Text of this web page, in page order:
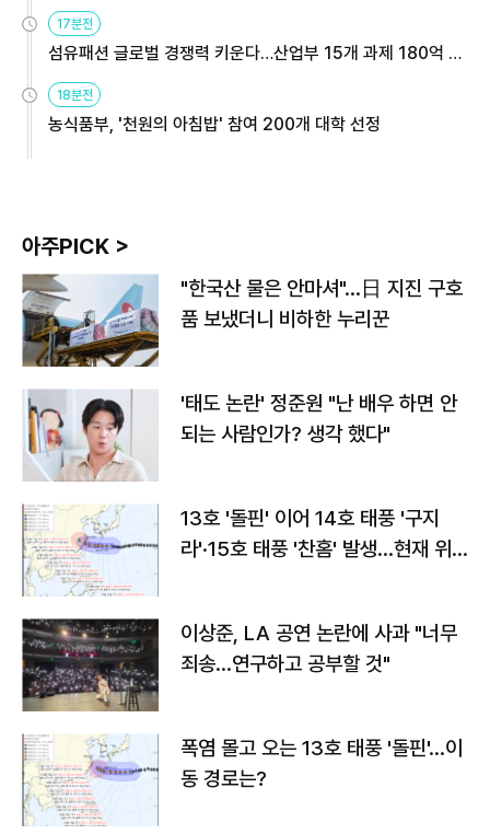
용해야
17분전
섬유패션 글로벌 경쟁력 키운다…산업부 15개 과제 180억 지
원
18분전
농식품부, '천원의 아침밥' 참여 200개 대학 선정
아주PICK >
"한국산 물은 안마셔"…日 지진 구호
품 보냈더니 비하한 누리꾼
'태도 논란' 정준원 "난 배우 하면 안
되는 사람인가? 생각 했다"
13호 '돌핀' 이어 14호 태풍 '구지
라'·15호 태풍 '찬홈' 발생…현재 위
이상준, LA 공연 논란에 사과 "너무
죄송…연구하고 공부할 것"
폭염 몰고 오는 13호 태풍 '돌핀'…이
동 경로는?